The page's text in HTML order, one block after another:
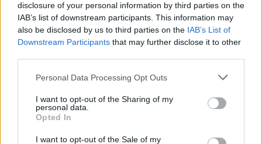
disclosure of your personal information by third parties on the
IAB’s list of downstream participants. This information may
also be disclosed by us to third parties on the IAB’s List of
Downstream Participants that may further disclose it to other
Personal Data Processing Opt Outs
I want to opt-out of the Sharing of my
personal data.
Opted In
I want to opt-out of the Sale of my